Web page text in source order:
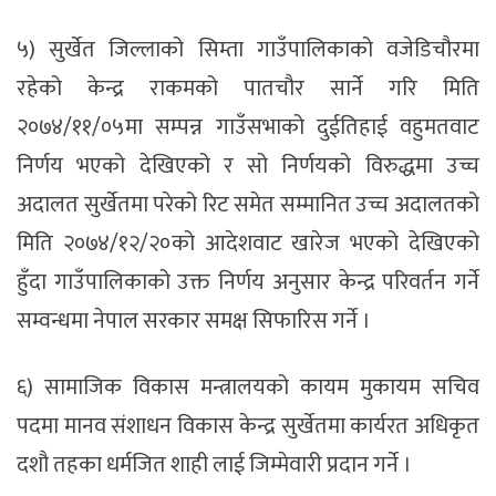
५) सुर्खेत जिल्लाको सिम्ता गाउँपालिकाको वजेडिचौरमा
रहेको केन्द्र राकमको पातचौर सार्ने गरि मिति
२०७४/११/०५मा सम्पन्न गाउँसभाको दुईतिहाई वहुमतवाट
निर्णय भएको देखिएको र सो निर्णयको विरुद्धमा उच्च
अदालत सुर्खेतमा परेको रिट समेत सम्मानित उच्च अदालतको
मिति २०७४/१२/२०को आदेशवाट खारेज भएको देखिएको
हुँदा गाउँपालिकाको उक्त निर्णय अनुसार केन्द्र परिवर्तन गर्ने
सम्वन्धमा नेपाल सरकार समक्ष सिफारिस गर्ने ।
६) सामाजिक विकास मन्त्रालयको कायम मुकायम सचिव
पदमा मानव संशाधन विकास केन्द्र सुर्खेतमा कार्यरत अधिकृत
दशौ तहका धर्मजित शाही लाई जिम्मेवारी प्रदान गर्ने ।